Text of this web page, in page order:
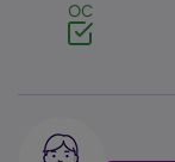
OC
Image